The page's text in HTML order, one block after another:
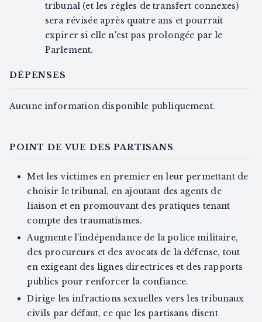
tribunal (et les règles de transfert connexes)
sera révisée après quatre ans et pourrait
expirer si elle n'est pas prolongée par le
Parlement.
DÉPENSES
Aucune information disponible publiquement.
POINT DE VUE DES PARTISANS
Met les victimes en premier en leur permettant de
choisir le tribunal, en ajoutant des agents de
liaison et en promouvant des pratiques tenant
compte des traumatismes.
Augmente l'indépendance de la police militaire,
des procureurs et des avocats de la défense, tout
en exigeant des lignes directrices et des rapports
publics pour renforcer la confiance.
Dirige les infractions sexuelles vers les tribunaux
civils par défaut, ce que les partisans disent